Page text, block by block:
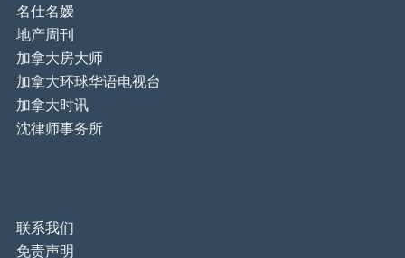
名仕名嫒
地产周刊
加拿大房大师
加拿大环球华语电视台
加拿大时讯
沈律师事务所
联系我们
免责声明